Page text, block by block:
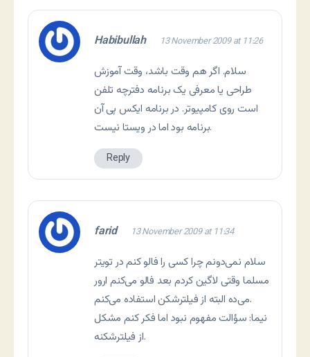
Habibullah 13 November 2009 at 11:26
سلام. اگر هم وقت باشد، وقت آموزش
طراحی یا معرفی یک برنامه دفترچه تلفن
است روی کامپیوتر. در برنامه ایکس پی آن
برنامه بود اما در ویستا نیست.
Reply
farid 13 November 2009 at 11:34
سلام نمی‌دونم چرا کسی را فالو کنم در تویتر
مسلما وقتی لاگین کردم بعد فالو می‌کنم ارور
می‌ده البته از فیلترشکن استفاده می‌کنم.
نیما: سؤالت مفهوم نبود اما فکر کنم مشکل
از فیلترشکنه.